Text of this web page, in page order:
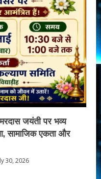
जयंती पर भव्य
सामाजिक एकता और
30, 2026